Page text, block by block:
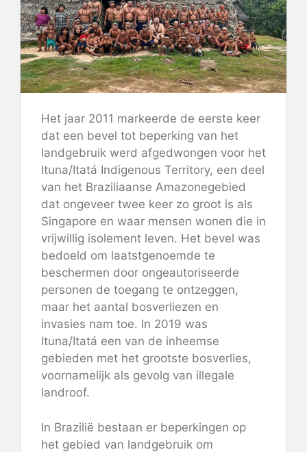
Het jaar 2011 markeerde de eerste keer
dat een bevel tot beperking van het
landgebruik werd afgedwongen voor het
Ituna/Itatá Indigenous Territory, een deel
van het Braziliaanse Amazonegebied
dat ongeveer twee keer zo groot is als
Singapore en waar mensen wonen die in
vrijwillig isolement leven. Het bevel was
bedoeld om laatstgenoemde te
beschermen door ongeautoriseerde
personen de toegang te ontzeggen,
maar het aantal bosverliezen en
invasies nam toe. In 2019 was
Ituna/Itatá een van de inheemse
gebieden met het grootste bosverlies,
voornamelijk als gevolg van illegale
landroof.
In Brazilië bestaan ​​er beperkingen op
het gebied van landgebruik om